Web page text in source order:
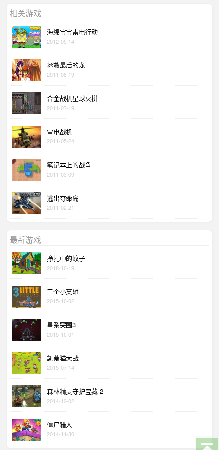
相关游戏
海绵宝宝雷电行动
2012-05-14
拯救最后的龙
2011-08-19
合金战机星球火拼
2011-07-19
雷电战机
2011-05-24
笔记本上的战争
2011-03-09
逃出夺命岛
2011-02-21
最新游戏
挣扎中的蚊子
2018-10-19
三个小英雄
2015-10-02
星系突围3
2015-10-01
凯蒂猫大战
2015-07-14
森林精灵守护宝藏 2
2014-12-02
僵尸猎人
2014-11-30